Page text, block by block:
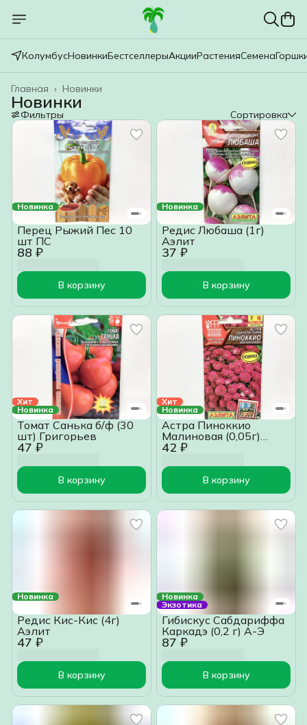
КолумбусНовинкиБестселлерыАкцииРастенияСемена
Новинки
Главная ›
Новинки
Фильтры Сортировка
Новинка
88 ₽
Перец Рыжий Пес 10
шт ПС
В корзину
Новинка
37 ₽
Редис Любаша (1г)
Аэлит
В корзину
Хит
Новинка
47 ₽
Томат Санька б/ф (30
шт) Григорьев
В корзину
Хит
Новинка
42 ₽
Астра Пиноккио
Малиновая (0,05г)
Аэлит
В корзину
Новинка
47 ₽
Редис Кис-Кис (4г)
Аэлит
В корзину
Новинка
Экзотика
87 ₽
Гибискус Сабдариффа
Каркадэ (0,2 г) А-Э
В корзину